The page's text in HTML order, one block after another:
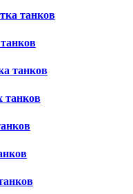
танков
танков
танков